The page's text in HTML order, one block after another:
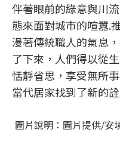
伴著眼前的綠意與川
態來面對城市的喧囂.
漫著傳統職人的氣息
了下來，人們得以從
恬靜省思，享受無所
當代居家找到了新的詮
圖片說明：圖片提供/安